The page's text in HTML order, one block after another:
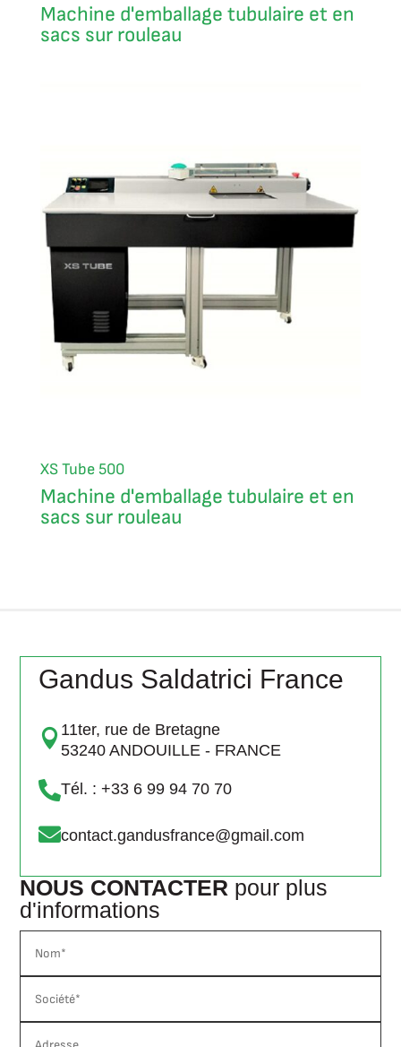
Machine d'emballage tubulaire et en
sacs sur rouleau
XS Tube 500
Machine d'emballage tubulaire et en
sacs sur rouleau
Gandus Saldatrici France
 11ter, rue de Bretagne
53240 ANDOUILLE - FRANCE
Tél. : +33 6 99 94 70 70
contact.gandusfrance@gmail.com
NOUS CONTACTER pour plus
d'informations